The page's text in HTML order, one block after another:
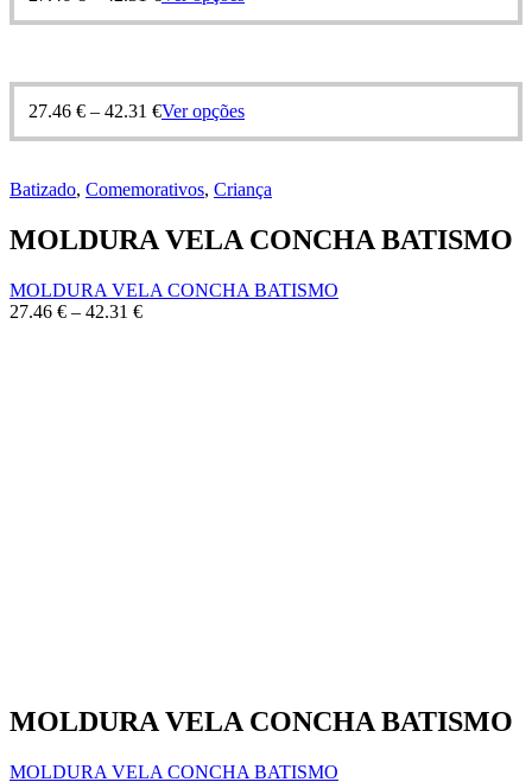
42.31 €
variants.
options
may
chosen
the
product
27.46 € – 42.31 €Price
42.31 €
Ver opçõesThis
variants.
options
be
chosen
Batizado, Comemorativos, Criança
MOLDURA VELA CONCHA BATISMO
MOLDURA VELA CONCHA BATISMO
27.46 € – 42.31 €Price
MOLDURA VELA CONCHA BATISMO
MOLDURA VELA CONCHA BATISMO